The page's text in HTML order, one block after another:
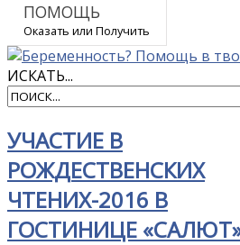
ПОМОЩЬ
Оказать или Получить
ИСКАТЬ...
УЧАСТИЕ В
РОЖДЕСТВЕНСКИХ
ЧТЕНИХ-2016 В
ГОСТИНИЦЕ